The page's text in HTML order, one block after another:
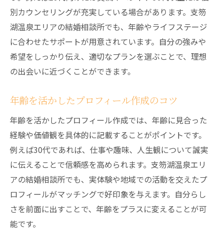
別カウンセリングが充実している場合があります。支笏
湖温泉エリアの結婚相談所でも、年齢やライフステージ
に合わせたサポートが用意されています。自分の強みや
希望をしっかり伝え、適切なプランを選ぶことで、理想
の出会いに近づくことができます。
年齢を活かしたプロフィール作成のコツ
年齢を活かしたプロフィール作成では、年齢に見合った
経験や価値観を具体的に記載することがポイントです。
例えば30代であれば、仕事や趣味、人生観について誠実
に伝えることで信頼感を高められます。支笏湖温泉エリ
アの結婚相談所でも、実体験や地域での活動を交えたプ
ロフィールがマッチングで好印象を与えます。自分らし
さを前面に出すことで、年齢をプラスに変えることが可
能です。